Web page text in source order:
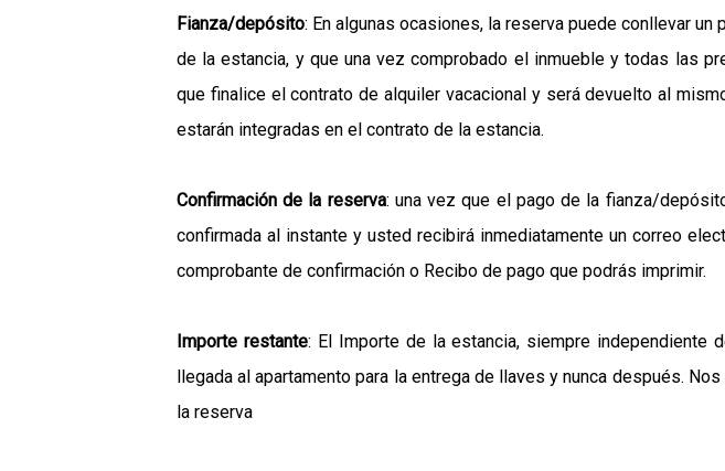
Fianza/depósito: En algunas ocasiones, la reserva puede conllevar
de la estancia, y que una vez comprobado el inmueble y todas las
que finalice el contrato de alquiler vacacional y será devuelto al
estarán integradas en el contrato de la estancia.
Confirmación de la reserva: una vez que el pago de la fianza/
confirmada al instante y usted recibirá inmediatamente un correo
comprobante de confirmación o Recibo de pago que podrás imprimir.
Importe restante: El Importe de la estancia, siempre independiente
llegada al apartamento para la entrega de llaves y nunca después.
la reserva